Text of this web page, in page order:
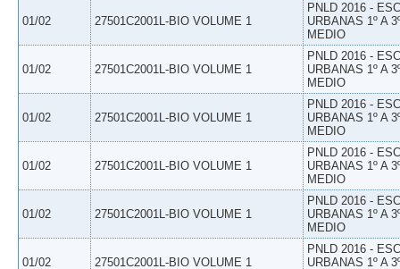
01/02 27501C2001L-BIO VOLUME 1
PNLD 2016 -
URBANAS 1º A
MEDIO
01/02 27501C2001L-BIO VOLUME 1
PNLD 2016 -
URBANAS 1º A
MEDIO
01/02 27501C2001L-BIO VOLUME 1
PNLD 2016 -
URBANAS 1º A
MEDIO
01/02 27501C2001L-BIO VOLUME 1
PNLD 2016 -
URBANAS 1º A
MEDIO
01/02 27501C2001L-BIO VOLUME 1
PNLD 2016 -
URBANAS 1º A
MEDIO
01/02 27501C2001L-BIO VOLUME 1
PNLD 2016 -
URBANAS 1º A